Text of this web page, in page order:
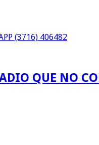
(3716) 406482
QUE NO